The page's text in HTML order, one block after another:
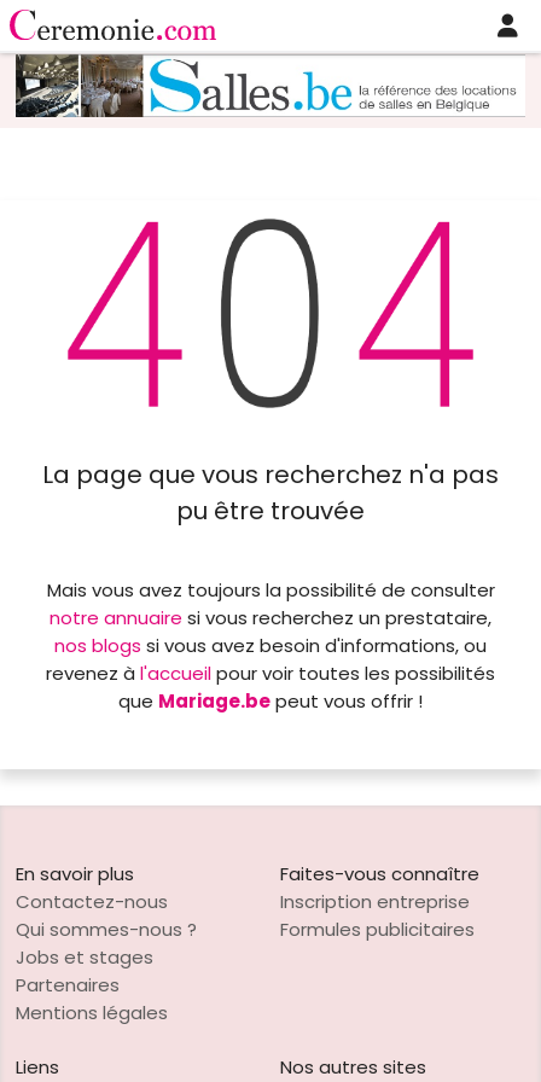
La page que vous recherchez n'a pas
pu être trouvée
Mais vous avez toujours la possibilité de consulter
notre annuaire si vous recherchez un prestataire,
nos blogs si vous avez besoin d'informations, ou
revenez à l'accueilpour voir toutes les possibilités
que Mariage.bepeut vous offrir !
En savoir plus
Contactez-nous
Qui sommes-nous ?
Jobs et stages
Partenaires
Mentions légales
Faites-vous connaître
Inscription entreprise
Formules publicitaires
Liens Nos autres sites